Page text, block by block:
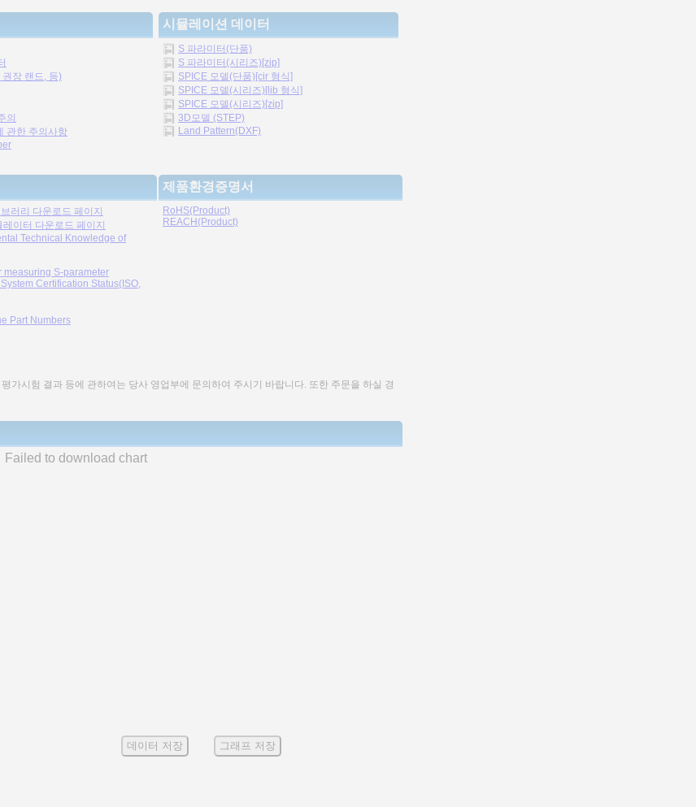
장 랜드, 등)
의
관한 주의사항
시뮬레이션 데이터
S 파라미터(단품)
S 파라미터(시리즈)[zip]
SPICE 모델(단품)[cir 형식]
SPICE 모델(시리즈)[lib 형식]
SPICE 모델(시리즈)[zip]
3D모델 (STEP)
Land Pattern(DXF)
러리 다운로드 페이지
이터 다운로드 페이지
Technical Knowledge of
measuring S-parameter
Certification Status(ISO,
Part Numbers
제품환경증명서
RoHS(Product)
REACH(Product)
시험 결과 등에 관하여는 당사 영업부에 문의하여 주시기 바랍니다. 또한 주문을 하실 경
Failed to download chart
데이터 저장 그래프 저장